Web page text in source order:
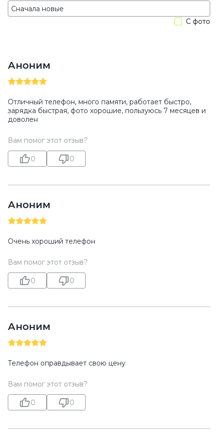
С фото
Аноним
Отличный телефон, много памяти, работает быстро,
зарядка быстрая, фото хорошие, пользуюсь 7 месяцев и
доволен
Вам помог этот отзыв?
0 0
Аноним
Очень хороший телефон
Вам помог этот отзыв?
0 0
Аноним
Телефон оправдывает свою цену
Вам помог этот отзыв?
0 0